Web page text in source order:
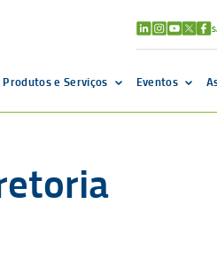
Produtos e Serviços Eventos